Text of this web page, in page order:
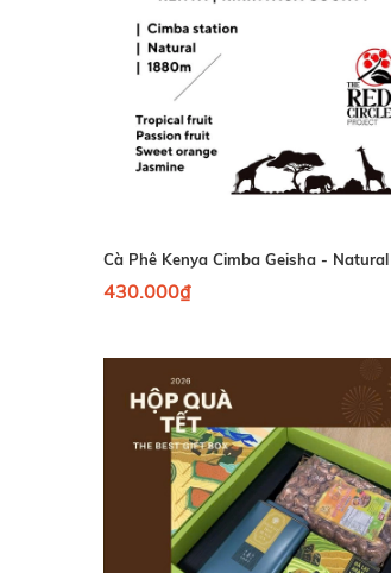
Cà Phê Kenya Cimba Geisha - Natural
430.000₫